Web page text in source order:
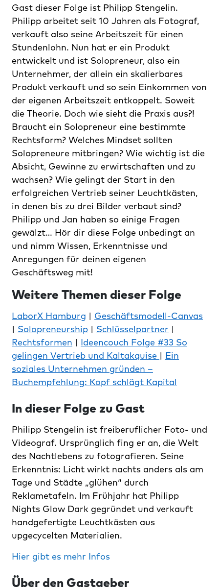
Gast dieser Folge ist Philipp Stengelin.
Philipp arbeitet seit 10 Jahren als Fotograf,
verkauft also seine Arbeitszeit für einen
Stundenlohn. Nun hat er ein Produkt
entwickelt und ist Solopreneur, also ein
Unternehmer, der allein ein skalierbares
Produkt verkauft und so sein Einkommen von
der eigenen Arbeitszeit entkoppelt. Soweit
die Theorie. Doch wie sieht die Praxis aus?!
Braucht ein Solopreneur eine bestimmte
Rechtsform? Welches Mindset sollten
Solopreneure mitbringen? Wie wichtig ist die
Absicht, Gewinne zu erwirtschaften und zu
wachsen? Wie gelingt der Start in den
erfolgreichen Vertrieb seiner Leuchtkästen,
in denen bis zu drei Bilder verbaut sind?
Philipp und Jan haben so einige Fragen
gewälzt… Hör dir diese Folge unbedingt an
und nimm Wissen, Erkenntnisse und
Anregungen für deinen eigenen
Geschäftsweg mit!
Weitere Themen dieser Folge
LaborX Hamburg | Geschäftsmodell-Canvas
| Solopreneurship | Schlüsselpartner |
Rechtsformen | Ideencouch Folge #33 So
gelingen Vertrieb und Kaltakquise | Ein
soziales Unternehmen gründen –
Buchempfehlung: Kopf schlägt Kapital
In dieser Folge zu Gast
Philipp Stengelin ist freiberuflicher Foto- und
Videograf. Ursprünglich fing er an, die Welt
des Nachtlebens zu fotografieren. Seine
Erkenntnis: Licht wirkt nachts anders als am
Tage und Städte „glühen“ durch
Reklametafeln. Im Frühjahr hat Philipp
Nights Glow Dark gegründet und verkauft
handgefertigte Leuchtkästen aus
upgecycelten Materialien.
Hier gibt es mehr Infos
Über den Gastgeber